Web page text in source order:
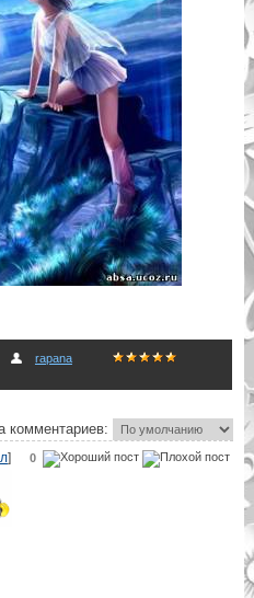
rapana
комментариев:
0
]